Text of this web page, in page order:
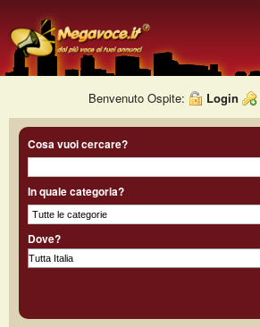
Benvenuto Ospite: Login
Cosa vuoi cercare?
In quale categoria?
Dove?